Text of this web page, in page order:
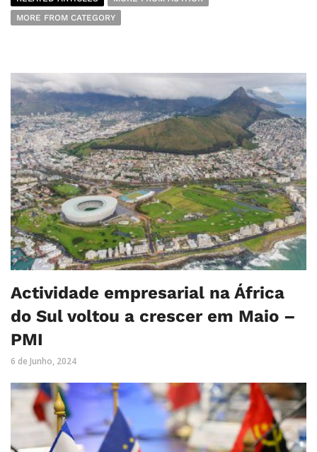
MORE FROM CATEGORY
Actividade empresarial na África
do Sul voltou a crescer em Maio –
PMI
6 de Junho, 2024